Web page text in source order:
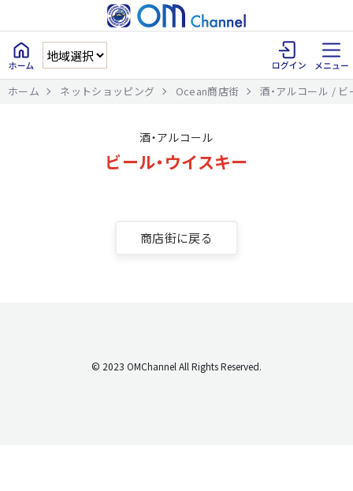
ホーム ネットショッピング Ocean商店街 酒・アルコール / ビ
酒・アルコール
ビール・ウイスキー
商店街に戻る
© 2023 OMChannel All Rights Reserved.